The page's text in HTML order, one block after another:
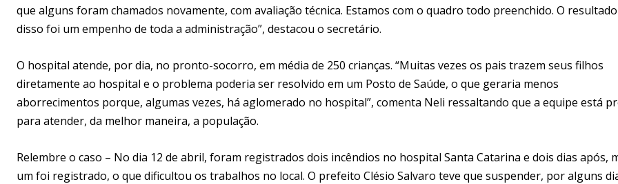
que alguns foram chamados novamente, com avaliação técnica. Estamos com o quadro todo preenchido. O resultado
disso foi um empenho de toda a administração”, destacou o secretário.
O hospital atende, por dia, no pronto-socorro, em média de 250 crianças. “Muitas vezes os pais trazem seus filhos
diretamente ao hospital e o problema poderia ser resolvido em um Posto de Saúde, o que geraria menos
aborrecimentos porque, algumas vezes, há aglomerado no hospital”, comenta Neli ressaltando que a equipe está
para atender, da melhor maneira, a população.
Relembre o caso – No dia 12 de abril, foram registrados dois incêndios no hospital Santa Catarina e dois dias após,
um foi registrado, o que dificultou os trabalhos no local. O prefeito Clésio Salvaro teve que suspender, por alguns